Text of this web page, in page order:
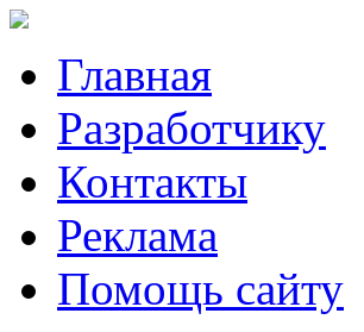
Главная
Разработчику
Контакты
Реклама
Помощь сайту